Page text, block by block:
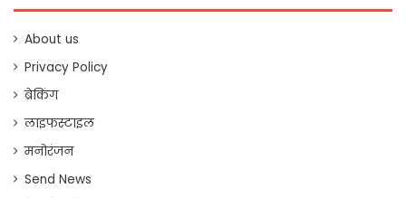
About us
Privacy Policy
ब्रेकिंग
लाइफस्टाइल
मनोरंजन
Send News